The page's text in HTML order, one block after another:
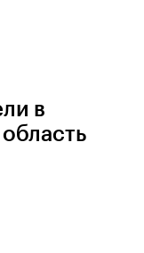
в